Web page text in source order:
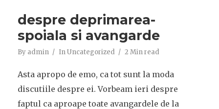
despre deprimarea-
spoiala si avangarde
By admin InUncategorized 2 Min read
Asta apropo de emo, ca tot sunt la moda
discutiile despre ei. Vorbeam ieri despre
faptul ca aproape toate avangardele de la